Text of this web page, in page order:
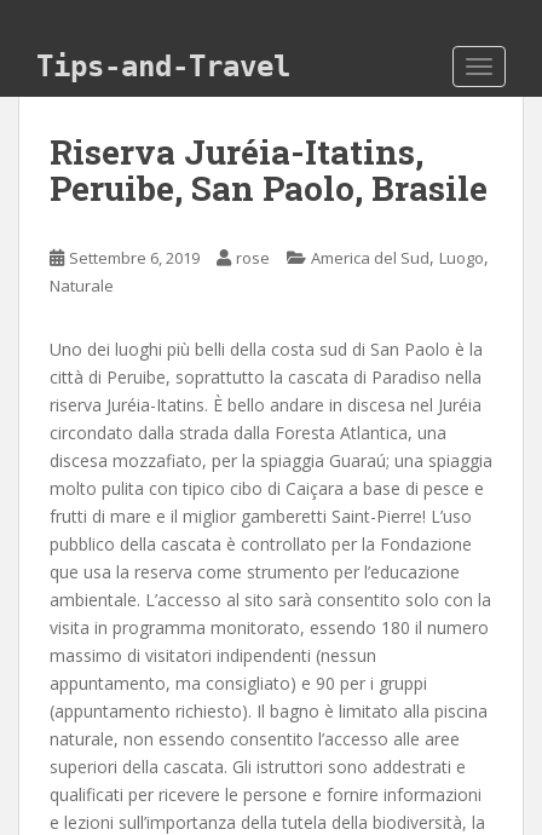
Tips-and-Travel
Riserva Juréia-Itatins,
Peruibe, San Paolo, Brasile
Settembre 6, 2019 rose America del Sud, Luogo,
Naturale
Uno dei luoghi più belli della costa sud di San Paolo è la
città di Peruibe, soprattutto la cascata di Paradiso nella
riserva Juréia-Itatins. È bello andare in discesa nel Juréia
circondato dalla strada dalla Foresta Atlantica, una
discesa mozzafiato, per la spiaggia Guaraú; una spiaggia
molto pulita con tipico cibo di Caiçara a base di pesce e
frutti di mare e il miglior gamberetti Saint-Pierre! L’uso
pubblico della cascata è controllato per la Fondazione
que usa la reserva come strumento per l’educazione
ambientale. L’accesso al sito sarà consentito solo con la
visita in programma monitorato, essendo 180 il numero
massimo di visitatori indipendenti (nessun
appuntamento, ma consigliato) e 90 per i gruppi
(appuntamento richiesto). Il bagno è limitato alla piscina
naturale, non essendo consentito l’accesso alle aree
superiori della cascata. Gli istruttori sono addestrati e
qualificati per ricevere le persone e fornire informazioni
e lezioni sull’importanza della tutela della biodiversità, la